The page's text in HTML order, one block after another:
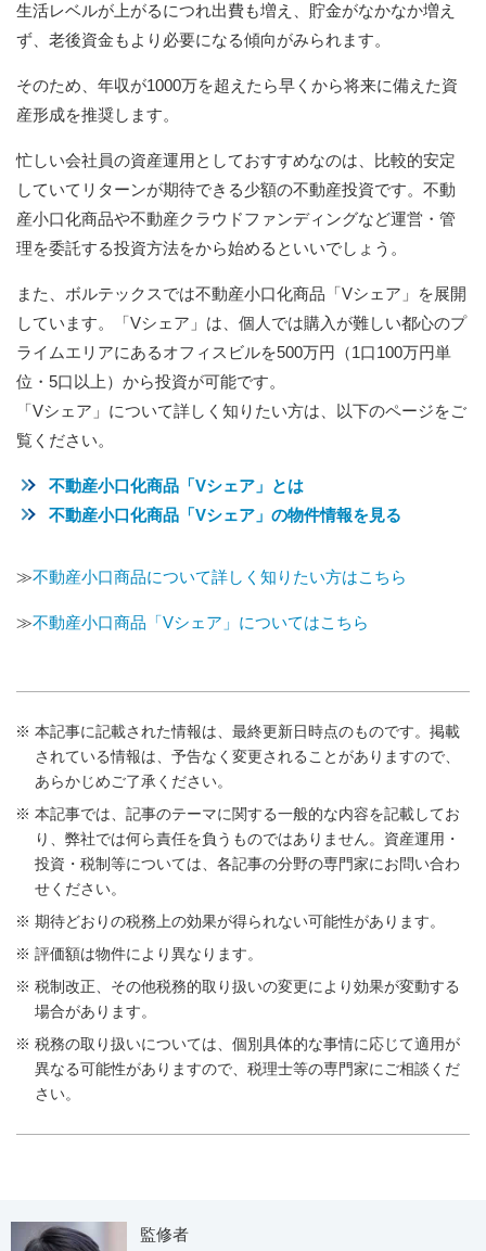
生活レベルが上がるにつれ出費も増え、貯金がなかなか増え
ず、老後資金もより必要になる傾向がみられます。
そのため、年収が1000万を超えたら早くから将来に備えた資
産形成を推奨します。
忙しい会社員の資産運用としておすすめなのは、比較的安定
していてリターンが期待できる少額の不動産投資です。不動
産小口化商品や不動産クラウドファンディングなど運営・管
理を委託する投資方法をから始めるといいでしょう。
また、ボルテックスでは不動産小口化商品「Vシェア」を展開
しています。「Vシェア」は、個人では購入が難しい都心のプ
ライムエリアにあるオフィスビルを500万円（1口100万円単
位・5口以上）から投資が可能です。
「Vシェア」について詳しく知りたい方は、以下のページをご
覧ください。
不動産小口化商品「Vシェア」とは
不動産小口化商品「Vシェア」の物件情報を見る
≫不動産小口商品について詳しく知りたい方はこちら
≫不動産小口商品「Vシェア」についてはこちら
本記事に記載された情報は、最終更新日時点のものです。掲載
されている情報は、予告なく変更されることがありますので、
あらかじめご了承ください。
本記事では、記事のテーマに関する一般的な内容を記載してお
り、弊社では何ら責任を負うものではありません。資産運用・
投資・税制等については、各記事の分野の専門家にお問い合わ
せください。
期待どおりの税務上の効果が得られない可能性があります。
評価額は物件により異なります。
税制改正、その他税務的取り扱いの変更により効果が変動する
場合があります。
税務の取り扱いについては、個別具体的な事情に応じて適用が
異なる可能性がありますので、税理士等の専門家にご相談くだ
さい。
監修者